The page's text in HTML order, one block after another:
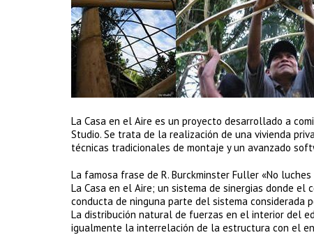
La Casa en el Aire es un proyecto desarrollado a
Studio. Se trata de la realización de una vivienda
técnicas tradicionales de montaje y un avanzado
La famosa frase de R. Burckminster Fuller «No
La Casa en el Aire; un sistema de sinergias donde
conducta de ninguna parte del sistema considerada
La distribución natural de fuerzas en el interior del
igualmente la interrelación de la estructura con el